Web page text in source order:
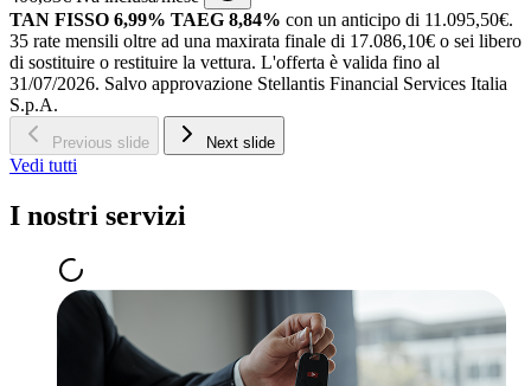
TAN FISSO 6,99% TAEG 8,84% con un anticipo di 11.095,50€.
35 rate mensili oltre ad una maxirata finale di 17.086,10€ o sei libero
di sostituire o restituire la vettura. L'offerta è valida fino al
31/07/2026. Salvo approvazione Stellantis Financial Services Italia
S.p.A.
Previous slide Next slide
Vedi tutti
I nostri servizi